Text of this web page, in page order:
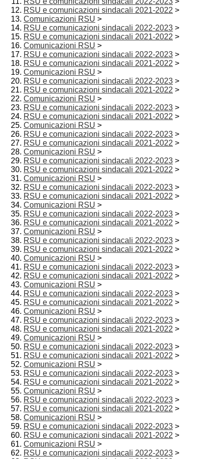
RSU e comunicazioni sindacali 2021-2022 >
Comunicazioni RSU >
RSU e comunicazioni sindacali 2022-2023 >
RSU e comunicazioni sindacali 2021-2022 >
Comunicazioni RSU >
RSU e comunicazioni sindacali 2022-2023 >
RSU e comunicazioni sindacali 2021-2022 >
Comunicazioni RSU >
RSU e comunicazioni sindacali 2022-2023 >
RSU e comunicazioni sindacali 2021-2022 >
Comunicazioni RSU >
RSU e comunicazioni sindacali 2022-2023 >
RSU e comunicazioni sindacali 2021-2022 >
Comunicazioni RSU >
RSU e comunicazioni sindacali 2022-2023 >
RSU e comunicazioni sindacali 2021-2022 >
Comunicazioni RSU >
RSU e comunicazioni sindacali 2022-2023 >
RSU e comunicazioni sindacali 2021-2022 >
Comunicazioni RSU >
RSU e comunicazioni sindacali 2022-2023 >
RSU e comunicazioni sindacali 2021-2022 >
Comunicazioni RSU >
RSU e comunicazioni sindacali 2022-2023 >
RSU e comunicazioni sindacali 2021-2022 >
Comunicazioni RSU >
RSU e comunicazioni sindacali 2022-2023 >
RSU e comunicazioni sindacali 2021-2022 >
Comunicazioni RSU >
RSU e comunicazioni sindacali 2022-2023 >
RSU e comunicazioni sindacali 2021-2022 >
Comunicazioni RSU >
RSU e comunicazioni sindacali 2022-2023 >
RSU e comunicazioni sindacali 2021-2022 >
Comunicazioni RSU >
RSU e comunicazioni sindacali 2022-2023 >
RSU e comunicazioni sindacali 2021-2022 >
Comunicazioni RSU >
RSU e comunicazioni sindacali 2022-2023 >
RSU e comunicazioni sindacali 2021-2022 >
Comunicazioni RSU >
RSU e comunicazioni sindacali 2022-2023 >
RSU e comunicazioni sindacali 2021-2022 >
Comunicazioni RSU >
RSU e comunicazioni sindacali 2022-2023 >
RSU e comunicazioni sindacali 2021-2022 >
Comunicazioni RSU >
RSU e comunicazioni sindacali 2022-2023 >
RSU e comunicazioni sindacali 2021-2022 >
Comunicazioni RSU >
RSU e comunicazioni sindacali 2022-2023 >